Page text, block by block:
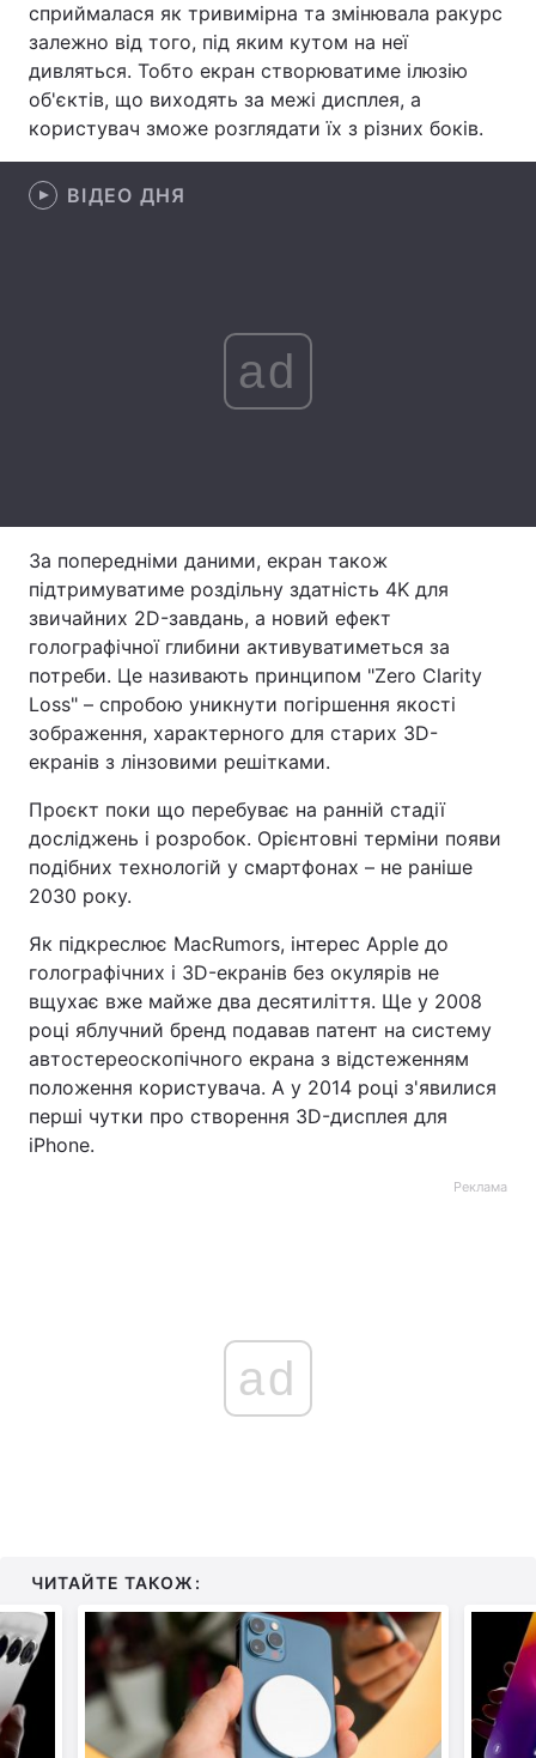
Екологія
Лонгріди
Інтерв'ю
Тема оформлення
сприймалася як тривимірна та змінювала ракурс
залежно від того, під яким кутом на неї
дивляться. Тобто екран створюватиме ілюзію
об'єктів, що виходять за межі дисплея, а
користувач зможе розглядати їх з різних боків.
ВІДЕО ДНЯ
ad
За попередніми даними, екран також
підтримуватиме роздільну здатність 4K для
звичайних 2D-завдань, а новий ефект
голографічної глибини активуватиметься за
потреби. Це називають принципом "Zero Clarity
Loss" – спробою уникнути погіршення якості
зображення, характерного для старих 3D-
екранів з лінзовими решітками.
Проєкт поки що перебуває на ранній стадії
досліджень і розробок. Орієнтовні терміни появи
подібних технологій у смартфонах – не раніше
2030 року.
Як підкреслює MacRumors, інтерес Apple до
голографічних і 3D-екранів без окулярів не
вщухає вже майже два десятиліття. Ще у 2008
році яблучний бренд подавав патент на систему
автостереоскопічного екрана з відстеженням
положення користувача. А у 2014 році з'явилися
перші чутки про створення 3D-дисплея для
iPhone.
Реклама
ad
ЧИТАЙТЕ ТАКОЖ: